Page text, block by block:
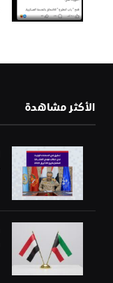
الأكثر مشاهدة